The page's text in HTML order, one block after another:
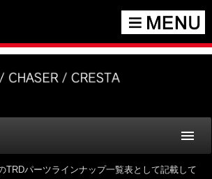
TRDパーツラインナップ一覧表として記載して